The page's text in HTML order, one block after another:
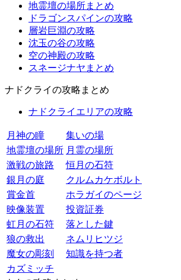
地霊壇の場所まとめ
ドラゴンスパインの攻略
層岩巨淵の攻略
沈玉の谷の攻略
空の神殿の攻略
スネージナヤまとめ
ナドクライの攻略まとめ
ナドクライエリアの攻略
月神の瞳
集いの場
地霊壇の場所 月霊の場所
激戦の旅路
恒月の石符
銀月の庭
クルムカケボルト
賞金首
ホラガイのページ
映像装置
投資証券
虹月の石符
落とした鍵
狼の救出
ネムリヒツジ
魔女の彫刻
知識を持つ者
カズミッチ